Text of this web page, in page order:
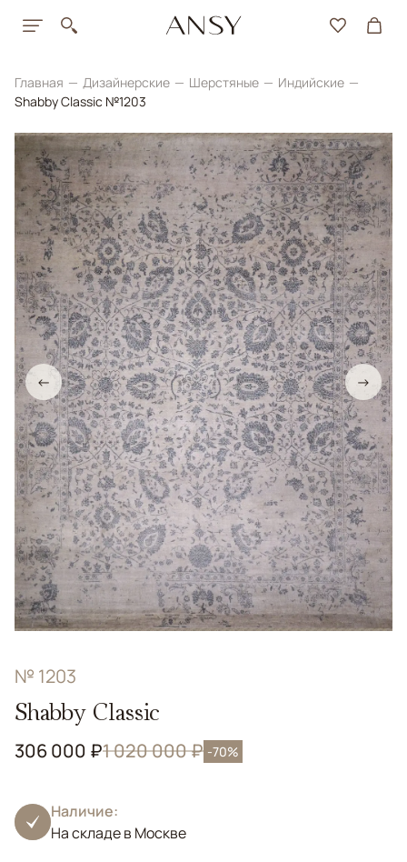
Главная Дизайнерские Шерстяные
Индийские
Shabby Classic №1203
← →
№ 1203
Shabby Classic
306 000 ₽1 020 000 ₽ -70%
Наличие:
На складе в Москве